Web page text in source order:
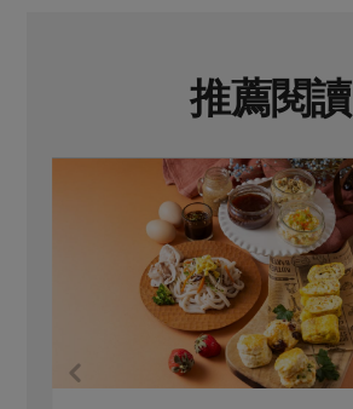
推薦閱讀